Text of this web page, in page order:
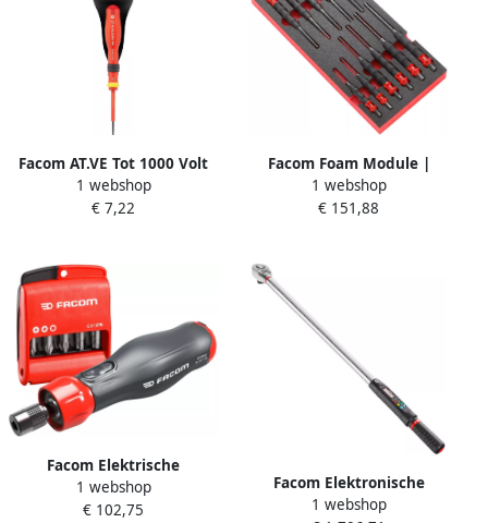
Facom AT.VE Tot 1000 Volt
Geïsoleerde Protwist
Schroevendraaiers voor
1 webshop
€ 7,22
Facom Foam Module |
Beklede Doorslagen
MODM.CGPB
1 webshop
€ 151,88
Facom Elektrische
Schroevendraaier | 4V
Industrie Set | 12-delig
1 webshop
€ 102,75
Facom Elektronische
Momentsleutels Koppel
1 webshop